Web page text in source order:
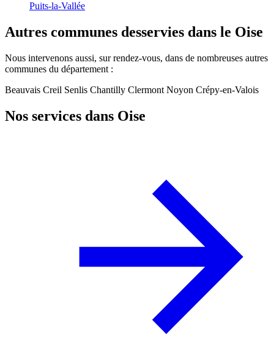
Puits-la-Vallée
Autres communes desservies dans le Oise
Nous intervenons aussi, sur rendez-vous, dans de nombreuses autres
communes du département :
Beauvais Creil Senlis Chantilly Clermont Noyon Crépy-en-Valois
Nos services dans Oise